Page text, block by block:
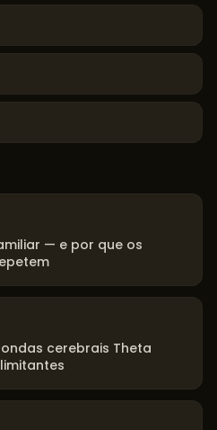
— e por que os
cerebrais Theta